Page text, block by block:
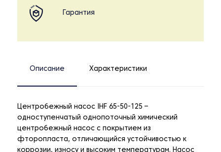
Гарантия
Описание Характеристики
Центробежный насос IHF 65-50-125 –
одноступенчатый однопоточный химический
центробежный насос с покрытием из
фторопласта, отличающийся устойчивостью к
коррозии, износу и высоким температурам. Насос